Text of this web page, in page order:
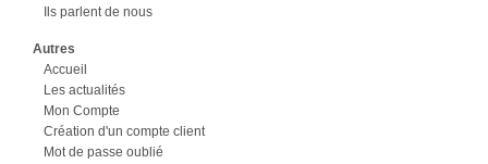
Ils parlent de nous
Autres
Accueil
Les actualités
Mon Compte
Création d'un compte client
Mot de passe oublié